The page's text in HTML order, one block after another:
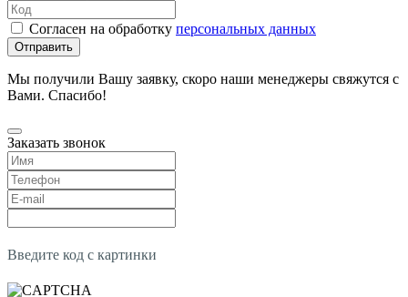
Согласен на обработку персональных данных
Отправить
Мы получили Вашу заявку, скоро наши менеджеры свяжутся с
Вами. Спасибо!
Заказать звонок
Введите код с картинки